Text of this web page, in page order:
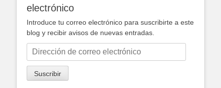
electrónico
Introduce tu correo electrónico para suscribirte a este
blog y recibir avisos de nuevas entradas.
Dirección
correo
electrónico
Suscribir